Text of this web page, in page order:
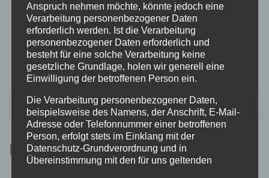
Veranstaltungen.
AUG. 2026
SUCHEN
NACH:
META
Anspruch nehmen möchte, könnte jedoch eine
Verarbeitung personenbezogener Daten
erforderlich werden. Ist die Verarbeitung
personenbezogener Daten erforderlich und
besteht für eine solche Verarbeitung keine
gesetzliche Grundlage, holen wir generell eine
Einwilligung der betroffenen Person ein.
Die Verarbeitung personenbezogener Daten,
beispielsweise des Namens, der Anschrift, E-Mail-
Adresse oder Telefonnummer einer betroffenen
Person, erfolgt stets im Einklang mit der
Datenschutz-Grundverordnung und in
Übereinstimmung mit den für uns geltenden